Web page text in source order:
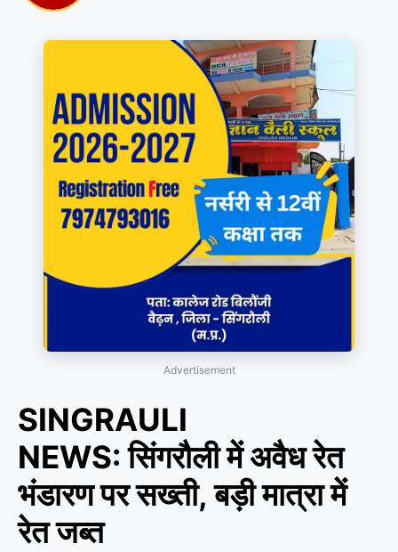
Advertisement
SINGRAULI
NEWS: सिंगरौली में अवैध रेत
भंडारण पर सख्ती, बड़ी मात्रा में
रेत जब्त